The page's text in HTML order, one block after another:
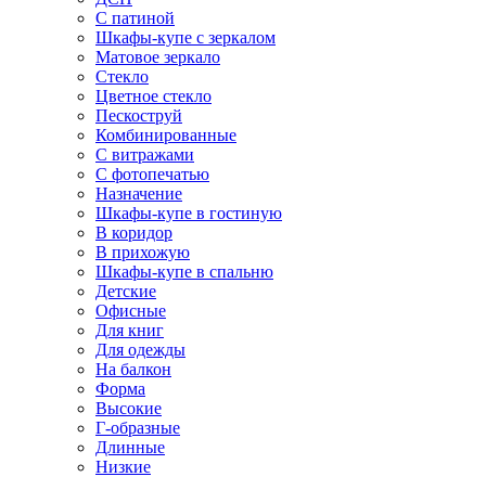
С патиной
Шкафы-купе с зеркалом
Матовое зеркало
Стекло
Цветное стекло
Пескоструй
Комбинированные
С витражами
С фотопечатью
Назначение
Шкафы-купе в гостиную
В коридор
В прихожую
Шкафы-купе в спальню
Детские
Офисные
Для книг
Для одежды
На балкон
Форма
Высокие
Г-образные
Длинные
Низкие